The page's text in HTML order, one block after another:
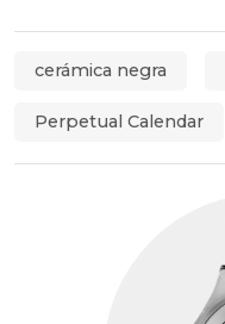
cerámica negra
Perpetual Calendar